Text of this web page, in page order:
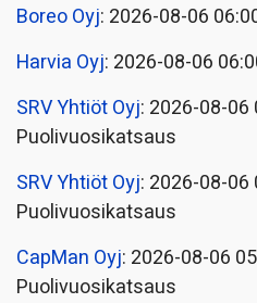
Boreo Oyj: 2026-08-06
Harvia Oyj: 2026-08-06
SRV Yhtiöt Oyj: 2026-08-06
Puolivuosikatsaus
SRV Yhtiöt Oyj: 2026-08-06
Puolivuosikatsaus
CapMan Oyj: 2026-08-06
Puolivuosikatsaus